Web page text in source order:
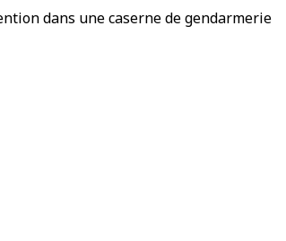
dans une caserne de gendarmerie